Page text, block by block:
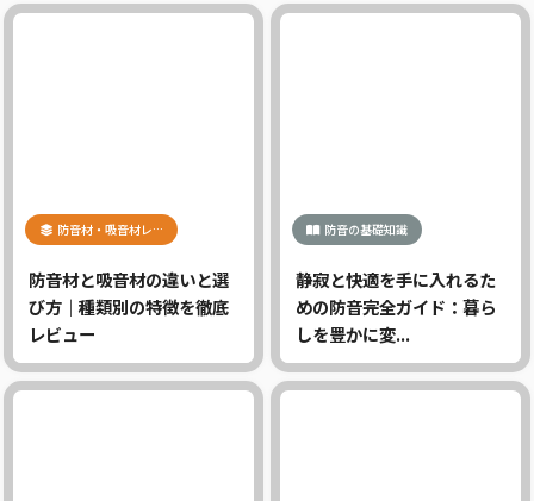
防音材・吸音材レ…
防音材と吸音材の違いと選
び方｜種類別の特徴を徹底
レビュー
防音の基礎知識
静寂と快適を手に入れるた
めの防音完全ガイド：暮ら
しを豊かに変...